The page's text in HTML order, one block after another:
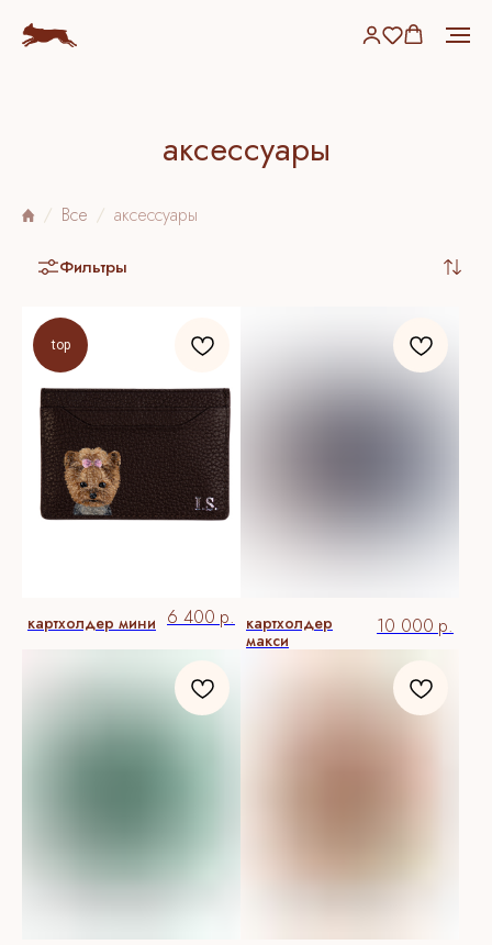
аксессуары
Все аксессуары
Фильтры
top
картхолдер мини 6 400 р.
картхолдер
макси
10 000 р.